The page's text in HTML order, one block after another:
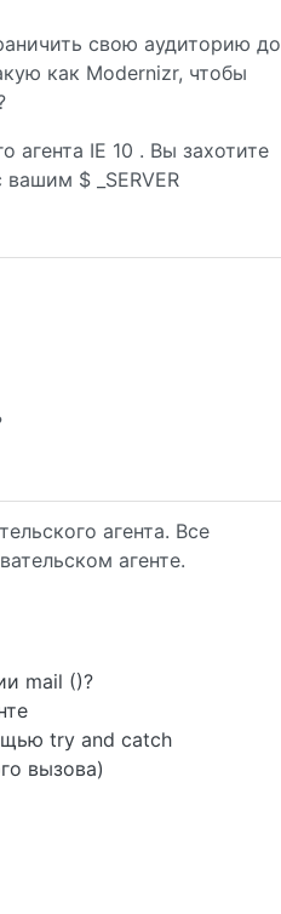
свою аудиторию до
​​как Modernizr, чтобы
агента IE 10 . Вы захотите
$ _SERVER
агента. Все
агенте.
mail ()?
try and catch
вызова)